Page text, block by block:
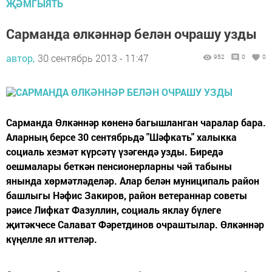
ҖӘМГЫЯТЬ
Сарманда өлкәннәр белән очрашу узды
автор, 30 сентябрь 2013 - 11:47 952 0 0
Сарманда Өлкәннәр көненә багышланган чаралар бара.
Аларның берсе 30 сентябрьдә "Шәфкать" халыкка
социаль хезмәт күрсәтү үзәгендә узды. Биредә
оешмалары беткән пенсионерларны чәй табыны
янында хөрмәтләделәр. Алар белән муниципаль район
башлыгы Нәфис Закиров, район ветераннар советы
рәисе Лифкат Фазуллин, социаль яклау бүлеге
җитәкчесе Салават Фәретдинов очраштылар. Өлкәннәр
күңелле ял иттеләр.